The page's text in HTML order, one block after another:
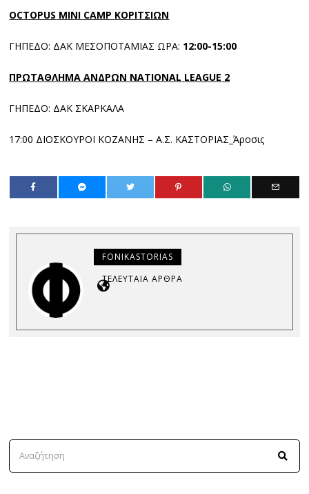
OCTOPUS MINI CAMP ΚΟΡΙΤΣΙΩΝ
ΓΗΠΕΔΟ: ΔΑΚ ΜΕΣΟΠΟΤΑΜΙΑΣ ΩΡΑ: 12:00-15:00
ΠΡΩΤΑΘΛΗΜΑ ΑΝΔΡΩΝ NATIONAL LEAGUE 2
ΓΗΠΕΔΟ: ΔΑΚ ΣΚΑΡΚΑΛΑ
17:00 ΔΙΟΣΚΟΥΡΟΙ ΚΟΖΑΝΗΣ – Α.Σ. ΚΑΣΤΟΡΙΑΣ_Άροσις
FONIKASTORIAS
ΤΕΛΕΥΤΑΊΑ ΆΡΘΡΑ